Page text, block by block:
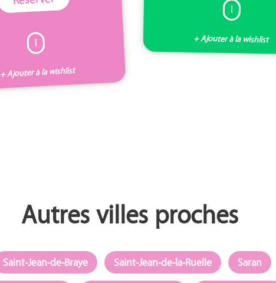
I
+ Ajouter à la wishlist
I
+ Ajouter à la wishlist
Autres villes proches
Saint-Jean-de-Braye Saint-Jean-de-la-Ruelle Saran